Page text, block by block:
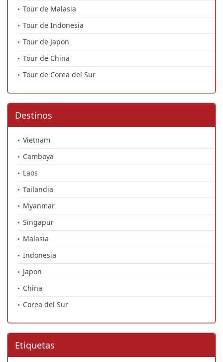
Tour de Malasia
Tour de Indonesia
Tour de Japon
Tour de China
Tour de Corea del Sur
Destinos
Vietnam
Camboya
Laos
Tailandia
Myanmar
Singapur
Malasia
Indonesia
Japon
China
Corea del Sur
Etiquetas